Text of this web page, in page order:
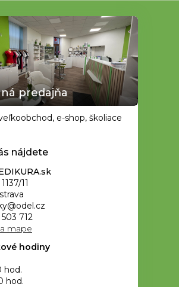
predajňa
e-shop, školiace
nájdete
11
712
mape
hodiny
hod.
hod.